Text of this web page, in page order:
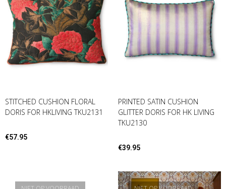
STITCHED CUSHION FLORAL
DORIS FOR HKLIVING TKU2131
€57.95
PRINTED SATIN CUSHION
GLITTER DORIS FOR HK LIVING
TKU2130
€39.95